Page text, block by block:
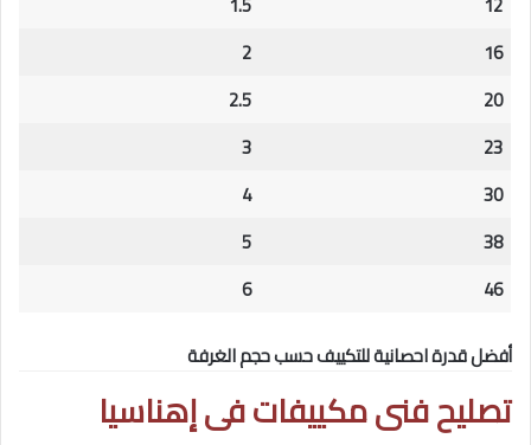
16
2
20
2.5
23
3
30
4
38
5
46
6
أفضل قدرة احصانية للتكييف حسب حجم الغرفة
تصليح فنى مكييفات فىإهناسيا